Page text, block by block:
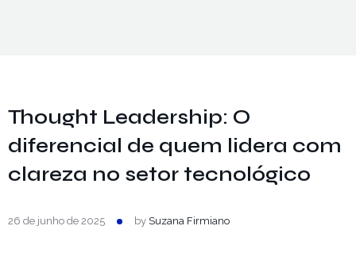
Thought Leadership: O
diferencial de quem lidera com
clareza no setor tecnológico
26 de junho de 2025 by Suzana Firmiano